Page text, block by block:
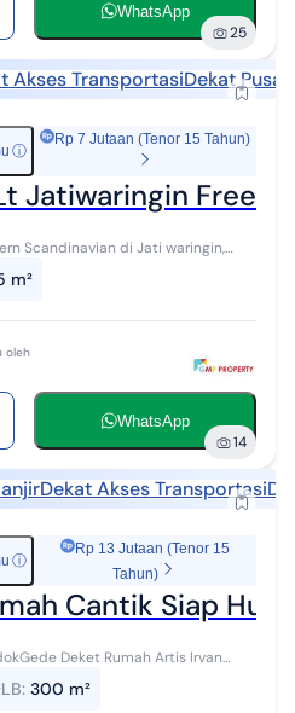
WhatsApp
25
Akses TransportasiDekat
ⓘ
Rp 7 Jutaan (Tenor 15 Tahun)
Jatiwaringin Free
Scandinavian di Jati waringin,
ke Lubang Buaya, Halim Bebas
m²
oleh
WhatsApp
14
Dekat Akses Transportasi
ⓘ
Rp 13 Jutaan (Tenor 15
Tahun)
Cantik Siap
Deket Rumah Artis Irvan
LB: 300 m²